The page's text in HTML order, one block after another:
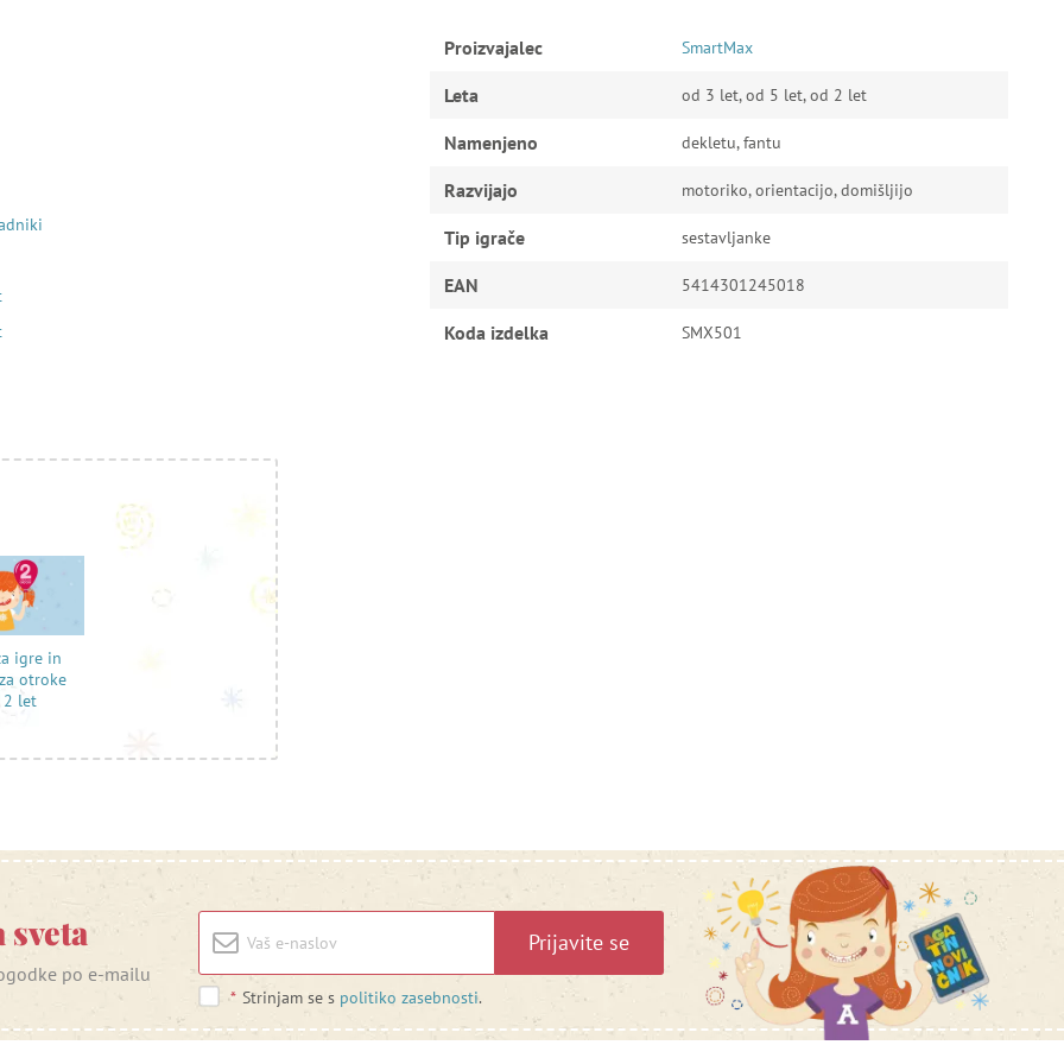
igre in
otroke
let
Proizvajalec SmartMax
Leta od 3 let, od 5 let, od 2 let
Namenjeno dekletu, fantu
Razvijajo motoriko, orientacijo, domišljijo
Tip igrače sestavljanke
EAN 5414301245018
Koda izdelka SMX501
po e-mailu
Prijavite se
* Strinjam se s politiko zasebnosti.